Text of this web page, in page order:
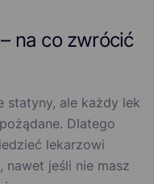
na co zwrócić
statyny, ale każdy lek
Dlatego
lekarzowi
jeśli nie masz